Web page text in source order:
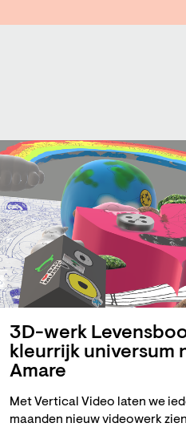
3D-werk
kleurrijk universum
Amare
Met Vertical Video laten we
maanden nieuw videowerk